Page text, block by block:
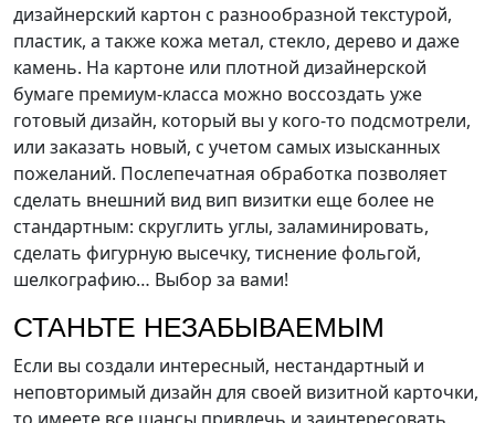
дизайнерский картон с разнообразной текстурой,
пластик, а также кожа метал, стекло, дерево и даже
камень. На картоне или плотной дизайнерской
бумаге премиум-класса можно воссоздать уже
готовый дизайн, который вы у кого-то подсмотрели,
или заказать новый, с учетом самых изысканных
пожеланий. Послепечатная обработка позволяет
сделать внешний вид вип визитки еще более не
стандартным: скруглить углы, заламинировать,
сделать фигурную высечку, тиснение фольгой,
шелкографию… Выбор за вами!
СТАНЬТЕ НЕЗАБЫВАЕМЫМ
Если вы создали интересный, нестандартный и
неповторимый дизайн для своей визитной карточки,